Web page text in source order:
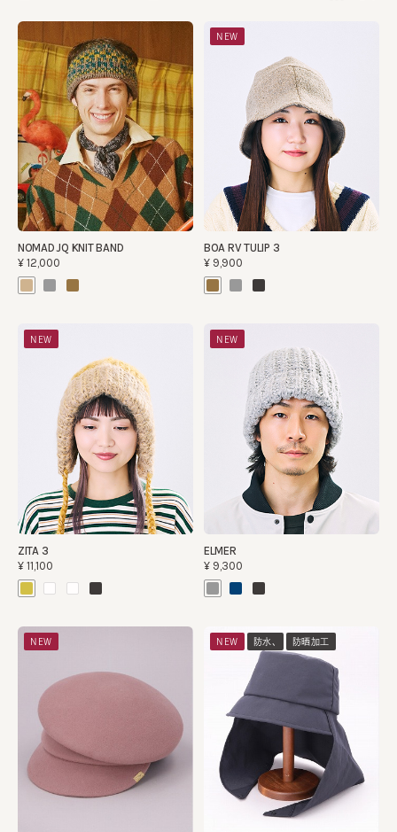
NOMAD JQ KNIT BAND
¥12,000
NEW
BOA RV TULIP 3
¥9,900
NEW
ZITA 3
¥11,100
NEW
ELMER
¥9,300
NEW NEW 防水、 防晒加工